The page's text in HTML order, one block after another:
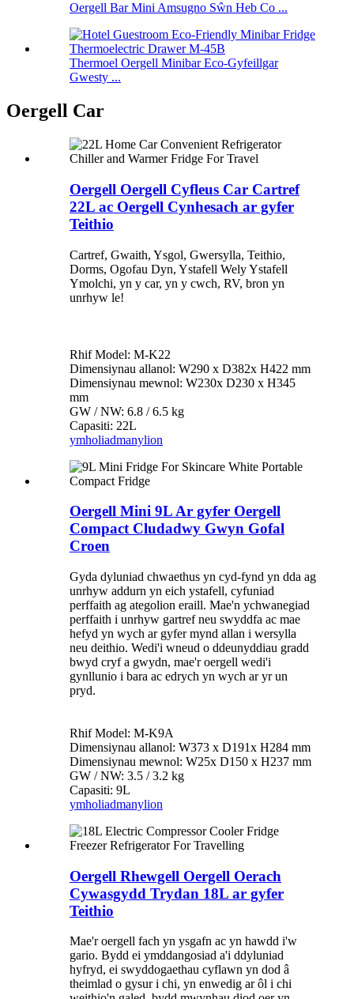
Oergell Bar Mini Amsugno Sŵn Heb Co ...
Thermoel Oergell Minibar Eco-Gyfeillgar
Gwesty ...
Oergell Car
Oergell Oergell Cyfleus Car Cartref
22L ac Oergell Cynhesach ar gyfer
Teithio
Cartref, Gwaith, Ysgol, Gwersylla, Teithio,
Dorms, Ogofau Dyn, Ystafell Wely Ystafell
Ymolchi, yn y car, yn y cwch, RV, bron yn
unrhyw le!
Rhif Model: M-K22
Dimensiynau allanol: W290 x D382x H422 mm
Dimensiynau mewnol: W230x D230 x H345
mm
GW / NW: 6.8 / 6.5 kg
Capasiti: 22L
ymholiadmanylion
Oergell Mini 9L Ar gyfer Oergell
Compact Cludadwy Gwyn Gofal
Croen
Gyda dyluniad chwaethus yn cyd-fynd yn dda ag
unrhyw addurn yn eich ystafell, cyfuniad
perffaith ag ategolion eraill. Mae'n ychwanegiad
perffaith i unrhyw gartref neu swyddfa ac mae
hefyd yn wych ar gyfer mynd allan i wersylla
neu deithio. Wedi'i wneud o ddeunyddiau gradd
bwyd cryf a gwydn, mae'r oergell wedi'i
gynllunio i bara ac edrych yn wych ar yr un
pryd.
Rhif Model: M-K9A
Dimensiynau allanol: W373 x D191x H284 mm
Dimensiynau mewnol: W25x D150 x H237 mm
GW / NW: 3.5 / 3.2 kg
Capasiti: 9L
ymholiadmanylion
Oergell Rhewgell Oergell Oerach
Cywasgydd Trydan 18L ar gyfer
Teithio
Mae'r oergell fach yn ysgafn ac yn hawdd i'w
gario. Bydd ei ymddangosiad a'i ddyluniad
hyfryd, ei swyddogaethau cyflawn yn dod â
theimlad o gysur i chi, yn enwedig ar ôl i chi